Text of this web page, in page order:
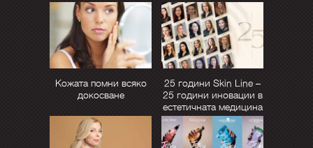
Кожата помни всяко
докосване
25 години Skin Line –
25 години иновации в
естетичната медицина